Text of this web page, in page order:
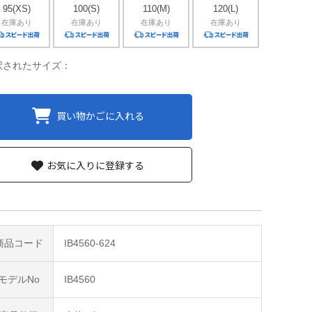
95(XS)
在庫あり
100(S)
在庫あり
110(M)
在庫あり
120(L)
在庫あり
れたサイズ：
買い物かごに入れる
品コード IB4560-624
デルNo IB4560
お気に入りに登録する